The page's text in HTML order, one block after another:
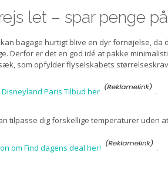
let – spar penge
bagage hurtigt blive en dyr fornøjelse,
Derfor er det en god idé at pakke
som opfylder flyselskabets
Paris Tilbud her .
tilpasse dig forskellige temperaturer uden
om Find dagens deal her! .